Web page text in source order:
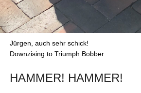
Jürgen, auch sehr schick!
Downzising to Triumph Bobber
HAMMER! HAMMER!